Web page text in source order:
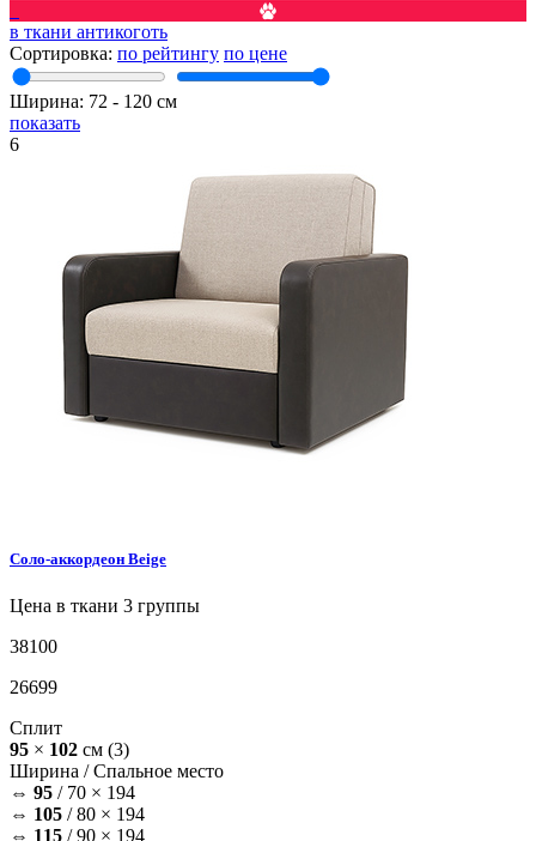
в ткани антикоготь
Сортировка: по рейтингу по цене
Ширина: 72 ‐ 120 см
показать
6
Соло-аккордеон Beige
Цена в ткани 3 группы
38100
26699
Сплит
95 × 102 см (3)
Ширина /Спальное место
⇔ 95 / 70 × 194
⇔ 105 /80 × 194
⇔ 115 /90 × 194